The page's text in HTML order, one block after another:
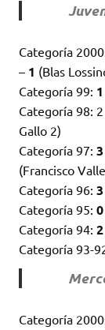
Categoría
– 1 (Blas
Categoría 99: 1
Categoría 98:
Gallo 2)
Categoría 97: 3
(Francisco
Categoría 96: 3
Categoría 95:
Categoría 94: 2
Categoría 93-
Categoría